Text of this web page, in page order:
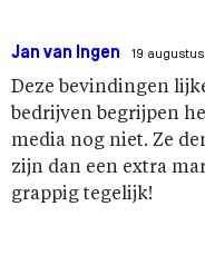
Jan van Ingen 19 augustus,
Deze bevindingen
bedrijven begrijpen
media nog niet. Ze
zijn dan een extra
grappig tegelijk!